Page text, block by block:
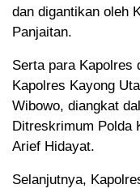
dan digantikan oleh
Panjaitan.
Serta para Kapolres
Kapolres Kayong
Wibowo, diangkat
Ditreskrimum Polda
Arief Hidayat.
Selanjutnya,